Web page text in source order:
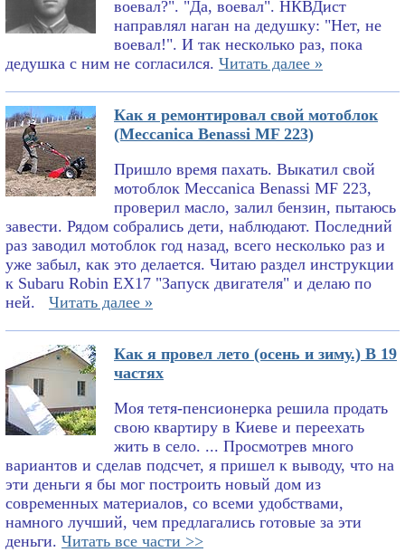
воевал?". "Да, воевал". НКВДист
направлял наган на дедушку: "Нет, не
воевал!". И так несколько раз, пока
дедушка с ним не согласился. Читать далее »
Как я ремонтировал свой мотоблок
(Meccanica Benassi MF 223)
Пришло время пахать. Выкатил свой
мотоблок Meccanica Benassi MF 223,
проверил масло, залил бензин, пытаюсь
завести. Рядом собрались дети, наблюдают. Последний
раз заводил мотоблок год назад, всего несколько раз и
уже забыл, как это делается. Читаю раздел инструкции
к Subaru Robin EX17 "Запуск двигателя" и делаю по
ней.
Читать далее »
Как я провел лето (осень и зиму.) В 19
частях
Моя тетя-пенсионерка решила продать
свою квартиру в Киеве и переехать
жить в село. ... Просмотрев много
вариантов и сделав подсчет, я пришел к выводу, что на
эти деньги я бы мог построить новый дом из
современных материалов, со всеми удобствами,
намного лучший, чем предлагались готовые за эти
деньги. Читать все части >>